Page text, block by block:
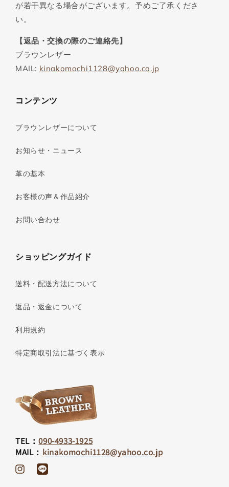
が若干異なる場合がございます。予めご了承くださ
い。
【返品・交換の際のご連絡先】
ブラウンレザー
MAIL: kinakomochi1128@yahoo.co.jp
コンテンツ
ブラウンレザーについて
お知らせ・ニュース
革の基本
お客様の声＆作品紹介
お問い合わせ
ショッピングガイド
送料・配送方法について
返品・返金について
利用規約
特定商取引法に基づく表示
TEL：090-4933-1925
MAIL： kinakomochi1128@yahoo.co.jp
InstagramTranslation